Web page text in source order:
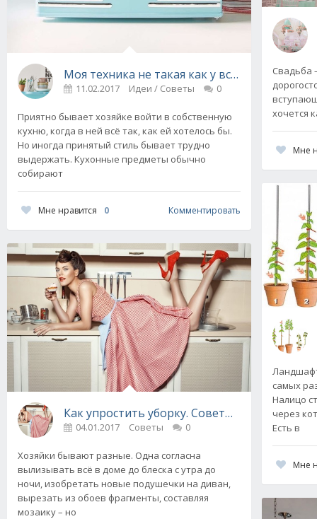
Моя техника не такая как у всех! Что
11.02.2017 Идеи / Советы 0
Приятно бывает хозяйке войти в собственную
кухню, когда в ней всё так, как ей хотелось бы.
Но иногда принятый стиль бывает трудно
выдержать. Кухонные предметы обычно
собирают
Мне нравится 0 Комментировать
Как упростить уборку. Советы бывалой
04.01.2017 Советы 0
Хозяйки бывают разные. Одна согласна
вылизывать всё в доме до блеска с утра до
ночи, изобретать новые подушечки на диван,
вырезать из обоев фрагменты, составляя
мозаику – но
Свадьба
хочется
Мне
самых
Налицо
через
Есть в
Мне